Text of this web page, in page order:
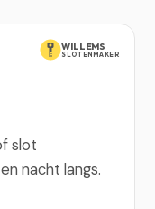
WILLEMS
SLOTENMAKER
slot
nacht langs.